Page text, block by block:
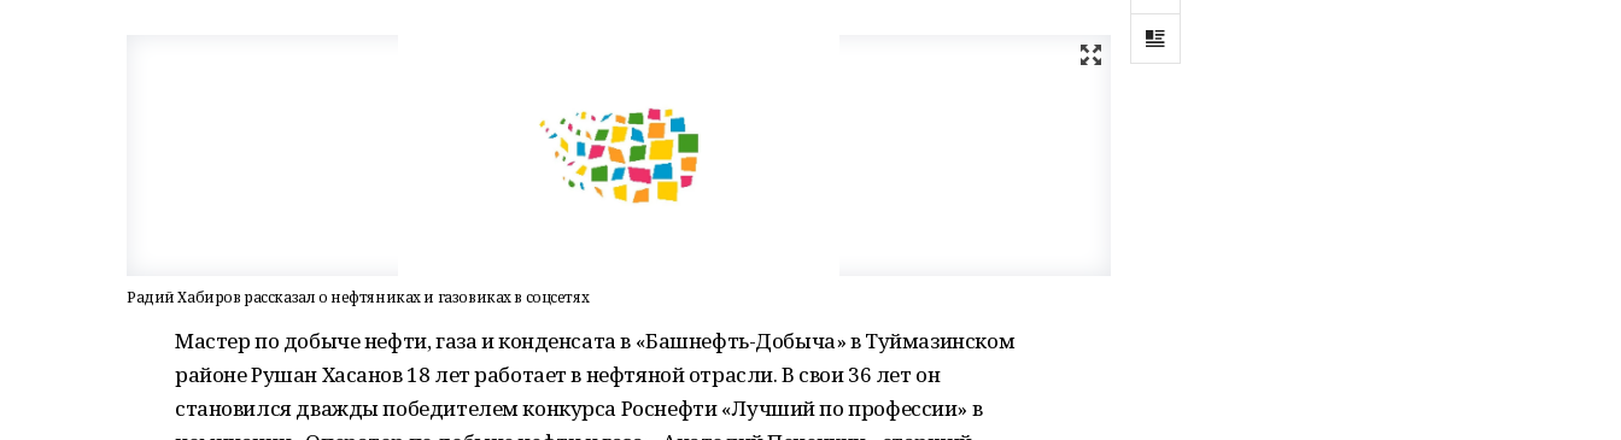
Радий Хабиров рассказал о нефтяниках и газовиках в соцсетях
Мастер по добыче нефти, газа и конденсата в «Башнефть-Добыча» в Туймазинском
районе Рушан Хасанов 18 лет работает в нефтяной отрасли. В свои 36 лет он
становился дважды победителем конкурса Роснефти «Лучший по профессии» в